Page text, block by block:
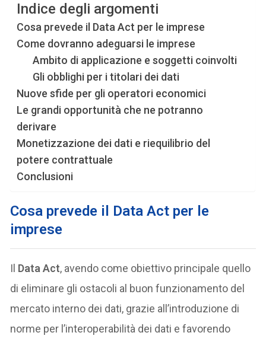
Indice degli argomenti
Cosa prevede il Data Act per le imprese
Come dovranno adeguarsi le imprese
Ambito di applicazione e soggetti coinvolti
Gli obblighi per i titolari dei dati
Nuove sfide per gli operatori economici
Le grandi opportunità che ne potranno
derivare
Monetizzazione dei dati e riequilibrio del
potere contrattuale
Conclusioni
Cosa prevede il Data Act per le
imprese
Il Data Act, avendo come obiettivo principale quello
di eliminare gli ostacoli al buon funzionamento del
mercato interno dei dati, grazie all’introduzione di
norme per l’interoperabilità dei dati e favorendo